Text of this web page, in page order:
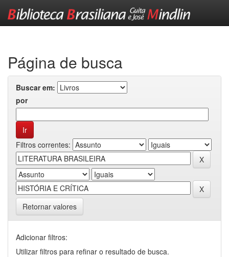
Página de busca
Buscar em:
por
Filtros correntes:
Retornar valores
Adicionar filtros:
Utilizar filtros para refinar o resultado de busca.